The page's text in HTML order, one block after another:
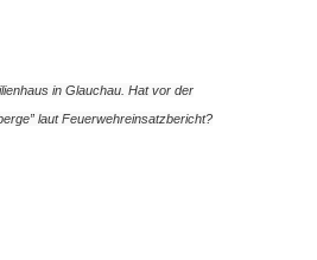
in Glauchau. Hat vor der
laut Feuerwehreinsatzbericht?